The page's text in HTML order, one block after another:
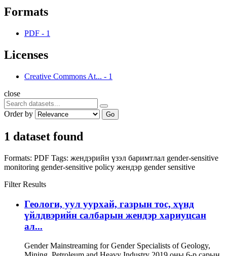
Formats
PDF - 1
Licenses
Creative Commons At... - 1
close
Order by Go
1 dataset found
Formats: PDF Tags: жендэрийн үзэл баримтлал gender-sensitive
monitoring gender-sensitive policy жендэр gender sensitive
Filter Results
Геологи, уул уурхай, газрын тос, хүнд
үйлдвэрийн салбарын жендэр хариуцсан
ал...
Gender Mainstreaming for Gender Specialists of Geology,